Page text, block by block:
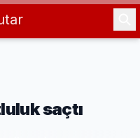
saçtı